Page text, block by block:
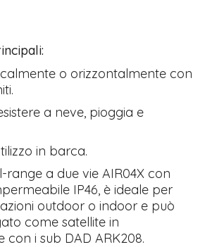
o orizzontalmente con
a neve, pioggia e
in barca.
range a due vie AIR04X con
IP46, è ideale per
outdoor o indoor e può
come satellite in
con i sub DAD ARK208.